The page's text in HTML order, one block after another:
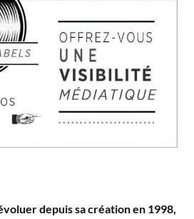
depuis sa création en 1998,